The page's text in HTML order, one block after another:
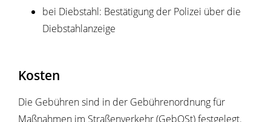
bei Diebstahl: Bestätigung der Polizei über die
Diebstahlanzeige
Kosten
Die Gebühren sind in der Gebührenordnung für
Maßnahmen im Straßenverkehr (GebOSt) festgelegt.